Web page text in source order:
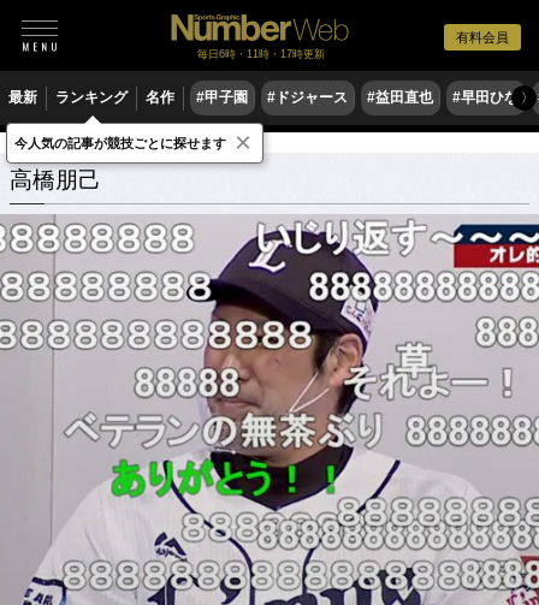
有料会員
毎日6時・11時・17時更新
最新 ランキング 名作 #甲子園 #ドジャース #益田直也 #早田ひな 〉
高橋朋己 関連記事
高橋朋己
今人気の記事が競技ごとに探せます ×